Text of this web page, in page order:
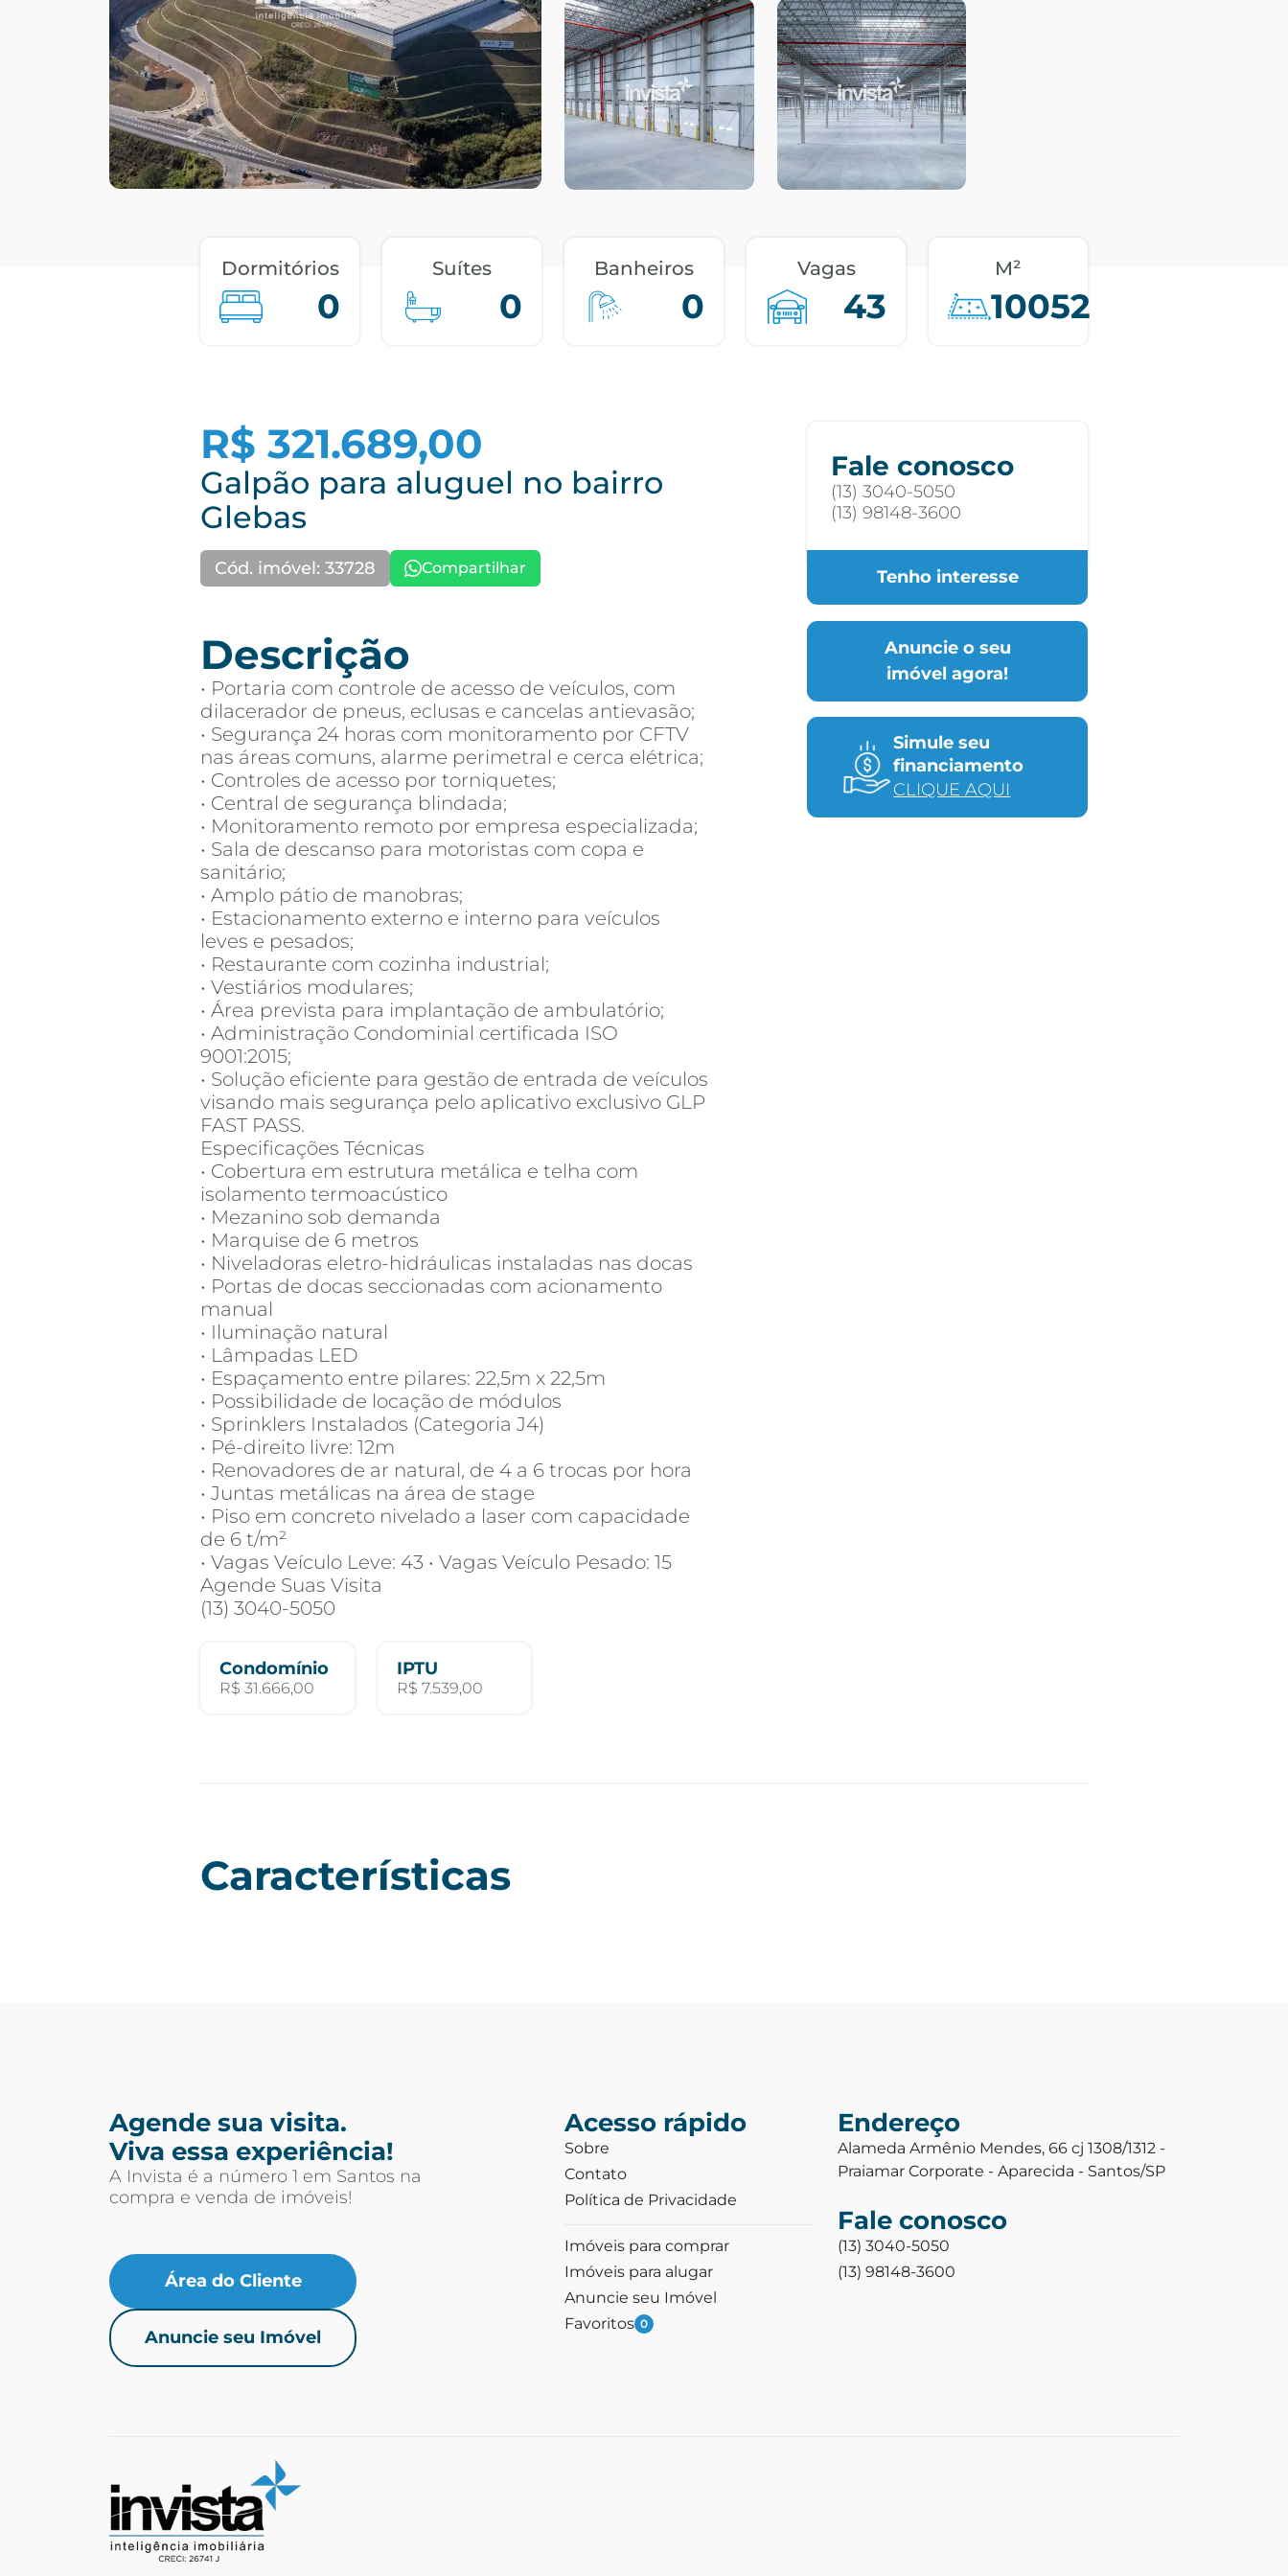
Dormitórios
0
Suítes
0
Banheiros
0
Vagas
43
M²
10052
R$ 321.689,00
Galpão para aluguel no bairro
Glebas
Cód. imóvel: 33728 Compartilhar
Descrição
• Portaria com controle de acesso de veículos, com
dilacerador de pneus, eclusas e cancelas antievasão;
• Segurança 24 horas com monitoramento por CFTV
nas áreas comuns, alarme perimetral e cerca elétrica;
• Controles de acesso por torniquetes;
• Central de segurança blindada;
• Monitoramento remoto por empresa especializada;
• Sala de descanso para motoristas com copa e
sanitário;
• Amplo pátio de manobras;
• Estacionamento externo e interno para veículos
leves e pesados;
• Restaurante com cozinha industrial;
• Vestiários modulares;
• Área prevista para implantação de ambulatório;
• Administração Condominial certificada ISO
9001:2015;
• Solução eficiente para gestão de entrada de veículos
visando mais segurança pelo aplicativo exclusivo GLP
FAST PASS.
Especificações Técnicas
• Cobertura em estrutura metálica e telha com
isolamento termoacústico
• Mezanino sob demanda
• Marquise de 6 metros
• Niveladoras eletro-hidráulicas instaladas nas docas
• Portas de docas seccionadas com acionamento
manual
• Iluminação natural
• Lâmpadas LED
• Espaçamento entre pilares: 22,5m x 22,5m
• Possibilidade de locação de módulos
• Sprinklers Instalados (Categoria J4)
• Pé-direito livre: 12m
• Renovadores de ar natural, de 4 a 6 trocas por hora
• Juntas metálicas na área de stage
• Piso em concreto nivelado a laser com capacidade
de 6 t/m²
• Vagas Veículo Leve: 43 • Vagas Veículo Pesado: 15
Agende Suas Visita
(13) 3040-5050
Condomínio
R$ 31.666,00
IPTU
R$ 7.539,00
Fale conosco
(13) 3040-5050
(13) 98148-3600
Tenho interesse
Anuncie o seu
imóvel agora!
Simule seu
financiamento
CLIQUE AQUI
Características
Agende sua visita.
Viva essa experiência!
A Invista é a número 1 em Santos na
compra e venda de imóveis!
Área do Cliente
Anuncie seu Imóvel
Acesso rápido
Sobre
Contato
Política de Privacidade
Imóveis para comprar
Imóveis para alugar
Anuncie seu Imóvel
Favoritos 0
Endereço
Alameda Armênio Mendes, 66 cj 1308/1312 -
Praiamar Corporate - Aparecida - Santos/SP
Fale conosco
(13) 3040-5050
(13) 98148-3600